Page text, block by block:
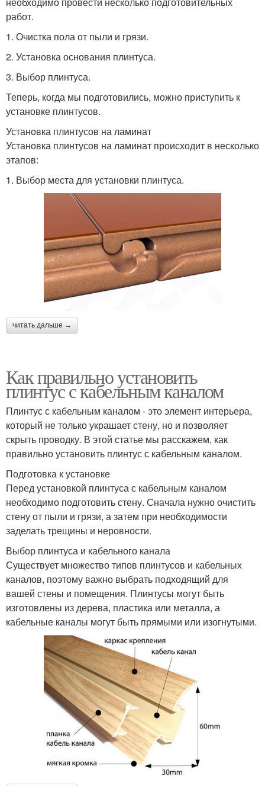
работ.
1. Очистка пола от пыли и грязи.
2. Установка основания плинтуса.
3. Выбор плинтуса.
Теперь, когда мы подготовились, можно приступить к
установке плинтусов.
Установка плинтусов на ламинат
Установка плинтусов на ламинат происходит в несколько
этапов:
1. Выбор места для установки плинтуса.
читать дальше →
Как правильно установить
плинтус с кабельным каналом
Плинтус с кабельным каналом - это элемент интерьера,
который не только украшает стену, но и позволяет
скрыть проводку. В этой статье мы расскажем, как
правильно установить плинтус с кабельным каналом.
Подготовка к установке
Перед установкой плинтуса с кабельным каналом
необходимо подготовить стену. Сначала нужно очистить
стену от пыли и грязи, а затем при необходимости
заделать трещины и неровности.
Выбор плинтуса и кабельного канала
Существует множество типов плинтусов и кабельных
каналов, поэтому важно выбрать подходящий для
вашей стены и помещения. Плинтусы могут быть
изготовлены из дерева, пластика или металла, а
кабельные каналы могут быть прямыми или изогнутыми.